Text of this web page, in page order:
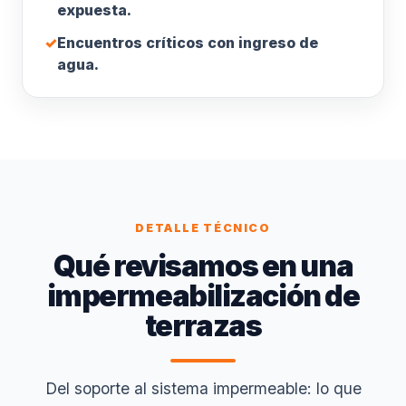
expuesta.
✓Encuentros críticos con ingreso de
agua.
DETALLE TÉCNICO
Qué revisamos en una
impermeabilización de
terrazas
Del soporte al sistema impermeable: lo que